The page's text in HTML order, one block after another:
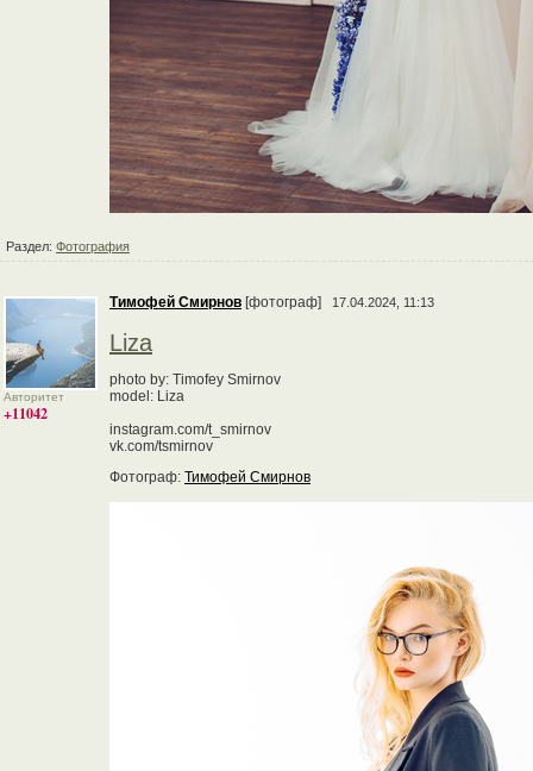
Раздел: Фотография
Авторитет
+11042
Тимофей Смирнов [фотограф] 17.04.2024, 11:13
Liza
photo by: Timofey Smirnov
model: Liza
instagram.com/t_smirnov
vk.com/tsmirnov
Фотограф: Тимофей Смирнов